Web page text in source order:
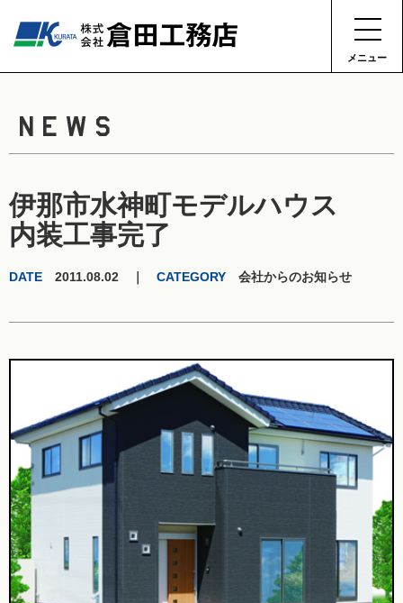
メニュー
NEWS
伊那市水神町モデルハウス
内装工事完了
DATE 2011.08.02 ｜ CATEGORY 会社からのお知らせ